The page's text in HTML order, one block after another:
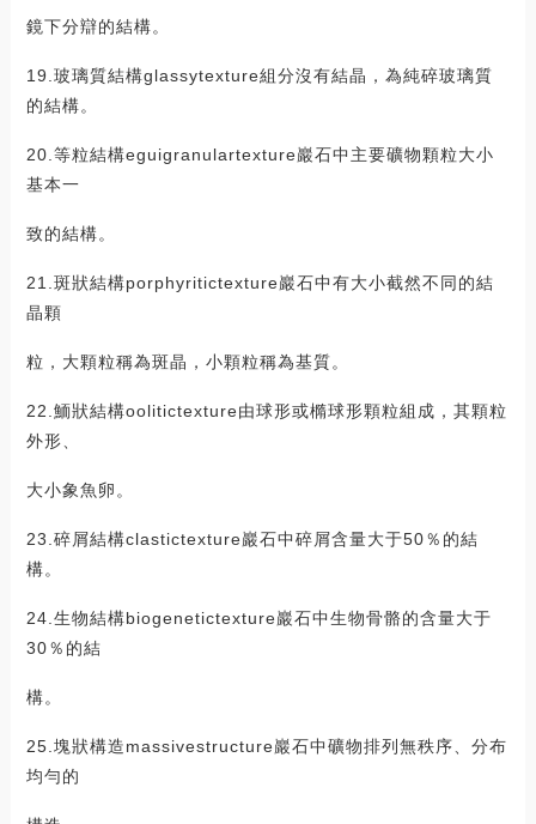
鏡下分辯的結構。
19.玻璃質結構glassytexture組分沒有結晶，為純碎玻璃質
的結構。
20.等粒結構eguigranulartexture巖石中主要礦物顆粒大小
基本一
致的結構。
21.斑狀結構porphyritictexture巖石中有大小截然不同的結
晶顆
粒，大顆粒稱為斑晶，小顆粒稱為基質。
22.鮞狀結構oolitictexture由球形或橢球形顆粒組成，其顆粒
外形、
大小象魚卵。
23.碎屑結構clastictexture巖石中碎屑含量大于50％的結
構。
24.生物結構biogenetictexture巖石中生物骨骼的含量大于
30％的結
構。
25.塊狀構造massivestructure巖石中礦物排列無秩序、分布
均勻的